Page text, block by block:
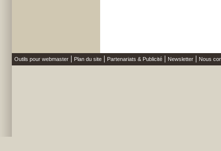
Outils pour webmaster Plan du site Partenariats & Publicité Newsletter Nous